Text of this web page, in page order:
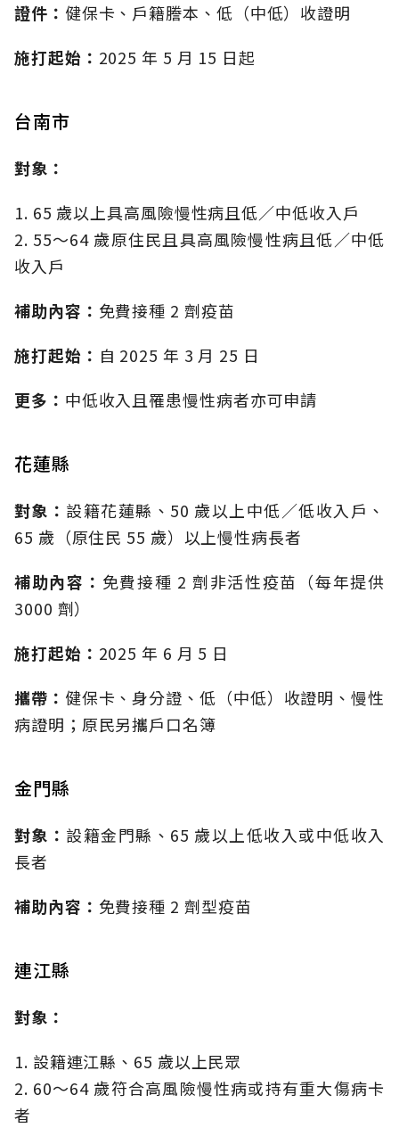
證件： 健保卡、戶籍謄本、低（中低）收證明
施打起始： 2025 年 5 月 15 日起
台南市
對象：
1. 65 歲以上具高風險慢性病且低／中低收入戶
2. 55～64 歲原住民且具高風險慢性病且低／中低
收入戶
補助內容： 免費接種 2 劑疫苗
施打起始： 自 2025 年 3 月 25 日
更多： 中低收入且罹患慢性病者亦可申請
花蓮縣
對象： 設籍花蓮縣、50 歲以上中低／低收入戶、
65 歲（原住民 55 歲）以上慢性病長者
補助內容： 免費接種 2 劑非活性疫苗（每年提供
3000 劑）
施打起始： 2025 年 6 月 5 日
攜帶： 健保卡、身分證、低（中低）收證明、慢性
病證明；原民另攜戶口名簿
金門縣
對象： 設籍金門縣、65 歲以上低收入或中低收入
長者
補助內容： 免費接種 2 劑型疫苗
連江縣
對象：
1. 設籍連江縣、65 歲以上民眾
2. 60～64 歲符合高風險慢性病或持有重大傷病卡
者